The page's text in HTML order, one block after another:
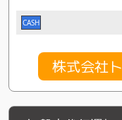
CASH
株式会社